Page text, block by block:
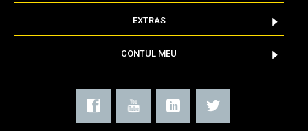
EXTRAS
CONTUL MEU